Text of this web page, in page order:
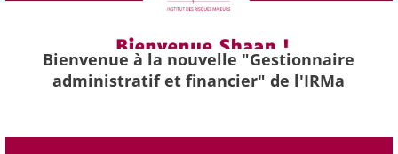
Bienvenue à la nouvelle "Gestionnaire
administratif et financier" de l'IRMa